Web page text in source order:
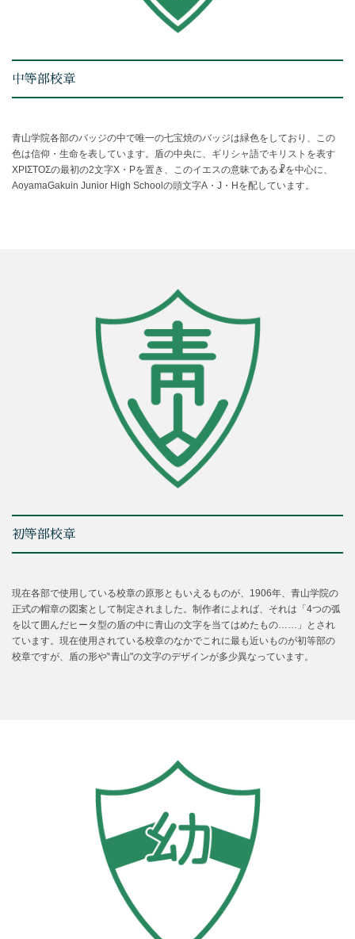
中等部校章
青山学院各部のバッジの中で唯一の七宝焼のバッジは緑色をしており、この
色は信仰・生命を表しています。盾の中央に、ギリシャ語でキリストを表す
ΧΡΙΣΤΟΣの最初の2文字Χ・Ρを置き、このイエスの意昧である☧を中心に、
AoyamaGakuin Junior High Schoolの頭文字A・J・Hを配しています。
初等部校章
現在各部で使用している校章の原形ともいえるものが、1906年、青山学院の
正式の帽章の図案として制定されました。制作者によれば、それは「4つの弧
を以て囲んだヒータ型の盾の中に青山の文字を当てはめたもの……」とされ
ています。現在使用されている校章のなかでこれに最も近いものが初等部の
校章ですが、盾の形や‶青山"の文字のデザインが多少異なっています。